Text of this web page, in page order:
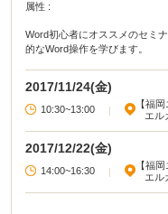
属性 :
Word初心者にオススメのセミ
的なWord操作を学びます。
2017/11/24(金)
10:30~13:00 |
【福岡
エル
2017/12/22(金)
14:00~16:30 |
【福岡
エル